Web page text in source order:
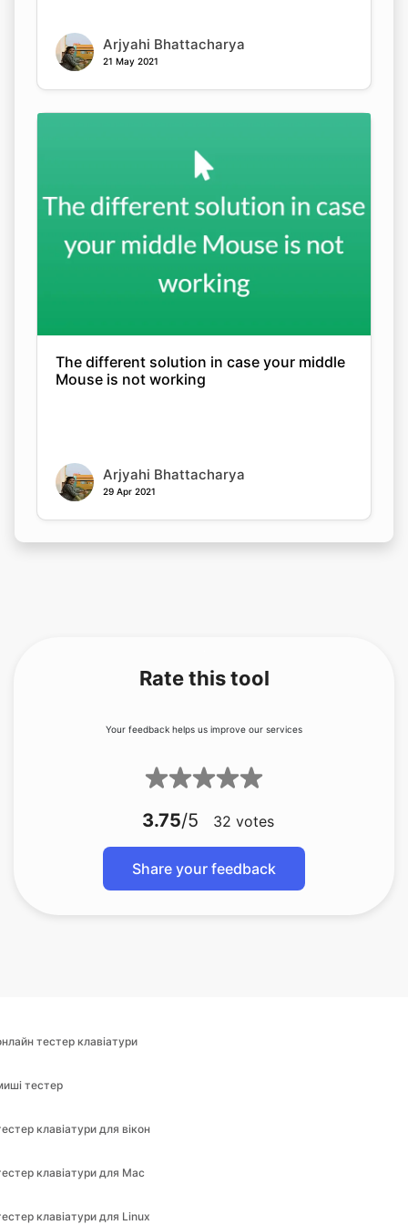
Arjyahi Bhattacharya
21 May 2021
The different solution in case your middle
Mouse is not working
Arjyahi Bhattacharya
29 Apr 2021
Rate this tool
Your feedback helps us improve our services
3.75/5 32 votes
Share your feedback
тестер клавіатури
тестер
клавіатури для вікон
клавіатури для Mac
клавіатури для Linux